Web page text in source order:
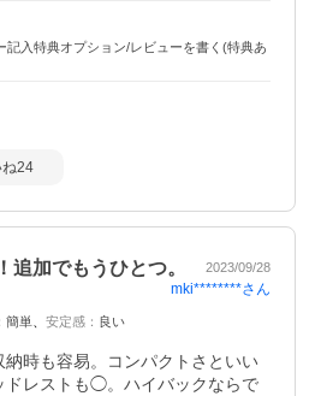
う印象でした。
はしっかりとしているなという印
結しているゴム紐がどれくらい
れば、2〜3年使えたら良いなぁと
きたいと思います！
記入特典オプション/レビューを書く(特典あ
ね24
追加でもうひとつ。 2023/09/28
mki********さん
簡単 安定感 ： 良い
時も容易。コンパクトさといい
ドレストも◯。ハイバックならで